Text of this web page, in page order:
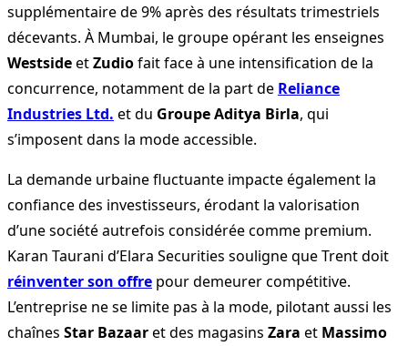
supplémentaire de 9% après des résultats trimestriels
décevants. À Mumbai, le groupe opérant les enseignes
WestsideetZudiofait face à une intensification de la
concurrence, notamment de la part de Reliance
Industries Ltd. et du Groupe Aditya Birla, qui
s’imposent dans la mode accessible.
La demande urbaine fluctuante impacte également la
confiance des investisseurs, érodant la valorisation
d’une société autrefois considérée comme premium.
Karan Taurani d’Elara Securities souligne que Trent doit
réinventer son offre pour demeurer compétitive.
L’entreprise ne se limite pas à la mode, pilotant aussi les
chaînes Star Bazaaret des magasins Zara et Massimo